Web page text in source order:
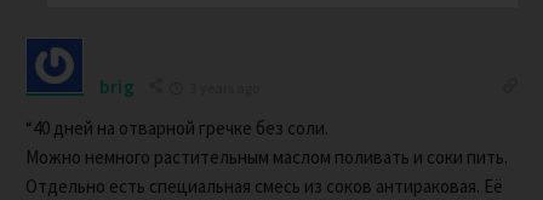
brig
“40 дней на отварной гречке без соли.
Можно немного растительным маслом поливать и соки пить.
Отдельно есть специальная смесь из соков антираковая. Её